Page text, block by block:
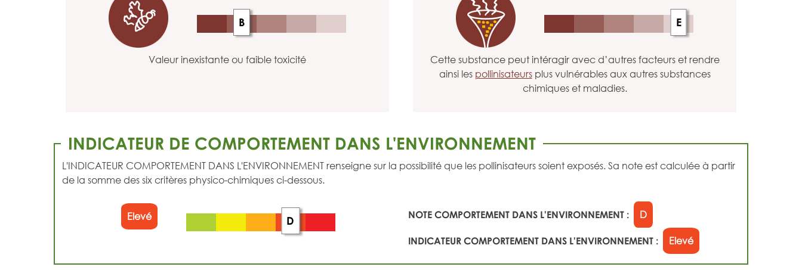
B
Valeur inexistante ou faible toxicité
E
Cette substance peut intéragir avec d’autres facteurs et rendre
ainsi les pollinisateursplus vulnérables aux autres substances
chimiques et maladies.
INDICATEUR DE COMPORTEMENT DANS L'ENVIRONNEMENT
L'INDICATEUR COMPORTEMENT DANS L'ENVIRONNEMENT renseigne sur la possibilité que les pollinisateurs soient exposés. Sa note est calculée à partir
de la somme des six critères physico-chimiques ci-dessous.
Elevé D NOTE COMPORTEMENT DANS L'ENVIRONNEMENT : D
INDICATEUR COMPORTEMENT DANS L'ENVIRONNEMENT : Elevé